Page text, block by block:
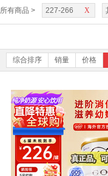
所有商品 > X
227-266
综合排序 销量 价格